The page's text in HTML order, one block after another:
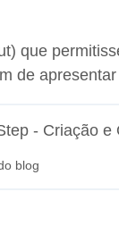
que
de
blog